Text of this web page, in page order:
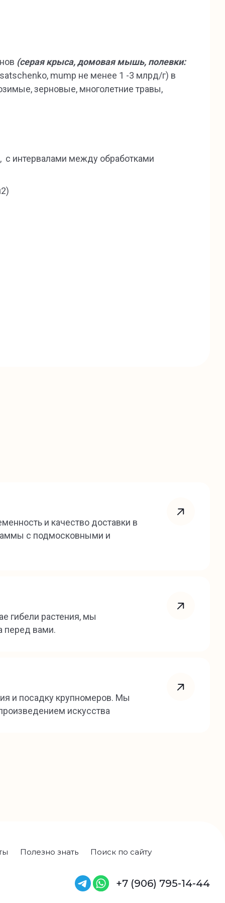
(серая крыса, домовая мышь, полевки:
mump не менее 1 -3 млрд/г) в
зерновые, многолетние травы,
с интервалами между обработками
и качество доставки в
с подмосковными и
гибели растения, мы
перед вами.
и посадку крупномеров. Мы
искусства
Полезно знать Поиск по сайту
+7 (906) 795-14-44